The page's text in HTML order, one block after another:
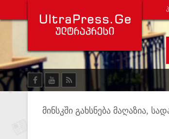
მინსკში გახსნება მაღაზია,